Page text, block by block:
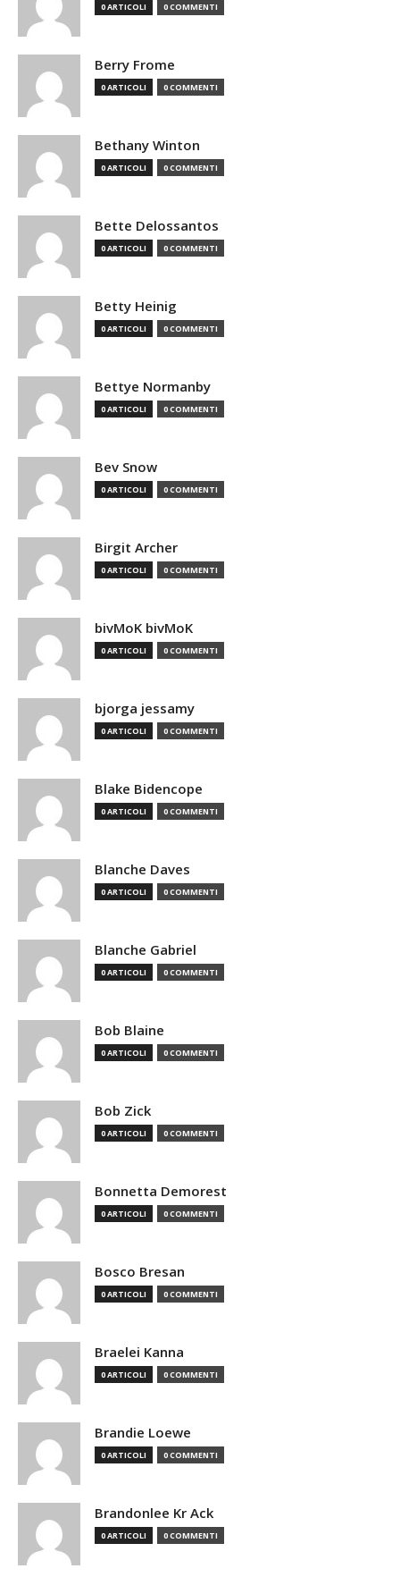
0 ARTICOLI 0 COMMENTI
Berry Frome
0 ARTICOLI 0 COMMENTI
Bethany Winton
0 ARTICOLI 0 COMMENTI
Bette Delossantos
0 ARTICOLI 0 COMMENTI
Betty Heinig
0 ARTICOLI 0 COMMENTI
Bettye Normanby
0 ARTICOLI 0 COMMENTI
Bev Snow
0 ARTICOLI 0 COMMENTI
Birgit Archer
0 ARTICOLI 0 COMMENTI
bivMoK bivMoK
0 ARTICOLI 0 COMMENTI
bjorga jessamy
0 ARTICOLI 0 COMMENTI
Blake Bidencope
0 ARTICOLI 0 COMMENTI
Blanche Daves
0 ARTICOLI 0 COMMENTI
Blanche Gabriel
0 ARTICOLI 0 COMMENTI
Bob Blaine
0 ARTICOLI 0 COMMENTI
Bob Zick
0 ARTICOLI 0 COMMENTI
Bonnetta Demorest
0 ARTICOLI 0 COMMENTI
Bosco Bresan
0 ARTICOLI 0 COMMENTI
Braelei Kanna
0 ARTICOLI 0 COMMENTI
Brandie Loewe
0 ARTICOLI 0 COMMENTI
Brandonlee Kr Ack
0 ARTICOLI 0 COMMENTI